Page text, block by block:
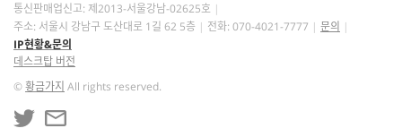
통신판매업신고: 제2013-서울강남-02625호
주소: 서울시 강남구 도산대로 1길 62 5층
전화: 070-4021-7777
문의
IP현황&문의
데스크탑 버전
©황금가지 All rights reserved.